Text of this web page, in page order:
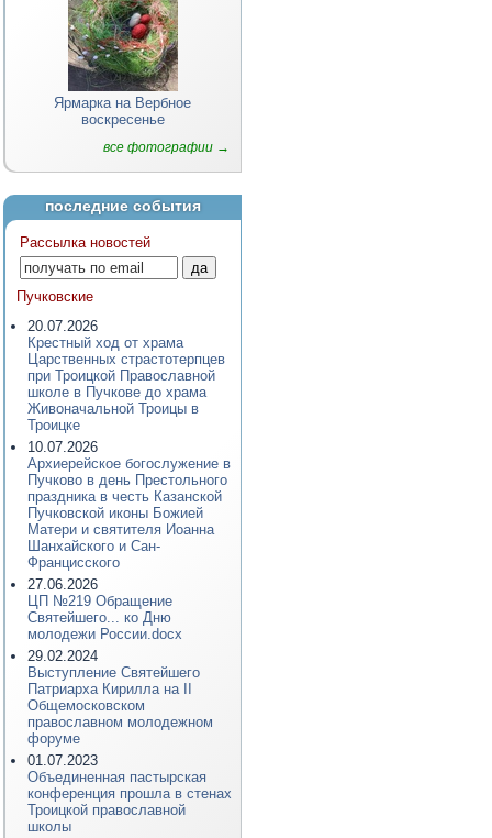
Ярмарка на Вербное
воскресенье
все фотографии →
последние события
Рассылка новостей
Пучковские
20.07.2026
Крестный ход от храма
Царственных страстотерпцев
при Троицкой Православной
школе в Пучкове до храма
Живоначальной Троицы в
Троицке
10.07.2026
Архиерейское богослужение в
Пучково в день Престольного
праздника в честь Казанской
Пучковской иконы Божией
Матери и святителя Иоанна
Шанхайского и Сан-
Францисского
27.06.2026
ЦП №219 Обращение
Святейшего... ко Дню
молодежи России.docx
29.02.2024
Выступление Святейшего
Патриарха Кирилла на II
Общемосковском
православном молодежном
форуме
01.07.2023
Объединенная пастырская
конференция прошла в стенах
Троицкой православной
школы